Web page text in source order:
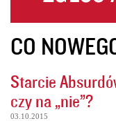
CO
Starcie
czy na „nie”?
03.10.2015